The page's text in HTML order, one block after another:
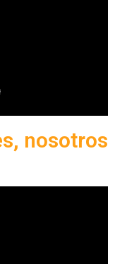
nosotros